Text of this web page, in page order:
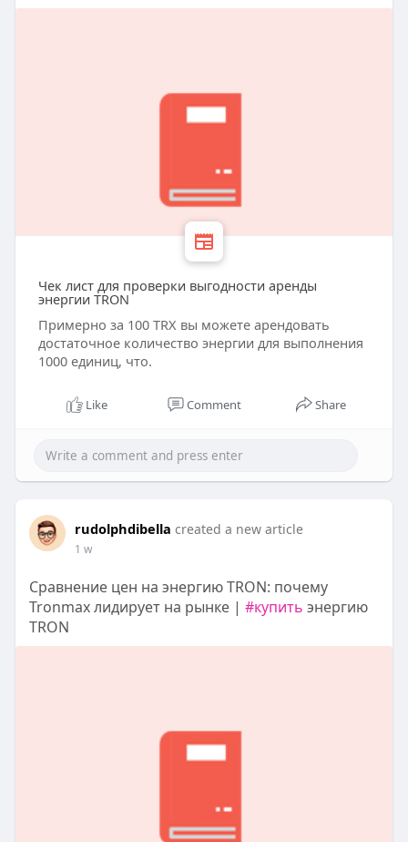
Чек лист для проверки выгодности аренды
энергии TRON
Примерно за 100 TRX вы можете арендовать
достаточное количество энергии для выполнения
1000 единиц, что.
Like Comment Share
rudolphdibella created a new article
1 w
Сравнение цен на энергию TRON: почему
Tronmax лидирует на рынке | #купить энергию
TRON